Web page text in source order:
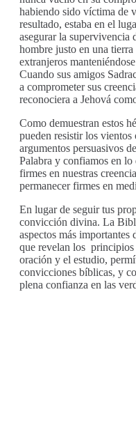
habiendo sido víctima de
resultado, estaba en el
asegurar la
hombre justo en una
extranjeros
Cuando sus amigos
a comprometer sus
reconociera a Jehová
Como demuestran estos
pueden resistir los
argumentos persuasivos
Palabra y confiamos en
firmes en nuestras
permanecer firmes en
En lugar de seguir tus
convicción divina. La
aspectos más
que revelan los principios
oración y el estudio,
convicciones bíblicas, y
plena confianza en las